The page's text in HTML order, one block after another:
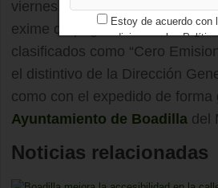
viernes.También lo hará la
exime de pago en la zona
clasificados como “Cero
el distintivo de la Dirección
como con el expedido de forma
Ayuntamiento de Boadilla del
Noticias relacionadas
Estoy de acuerdo con
condicionesy los